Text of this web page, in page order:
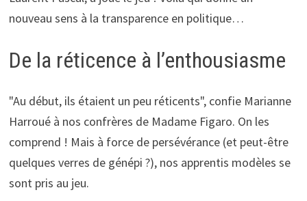
nouveau sens à la transparence en politique…
De la réticence à l’enthousiasme
"Au début, ils étaient un peu réticents", confie Marianne
Harroué à nos confrères de Madame Figaro. On les
comprend ! Mais à force de persévérance (et peut-être
quelques verres de génépi ?), nos apprentis modèles se
sont pris au jeu.